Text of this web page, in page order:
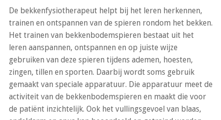
De bekkenfysiotherapeut helpt bij het leren herkennen,
trainen en ontspannen van de spieren rondom het bekken.
Het trainen van bekkenbodemspieren bestaat uit het
leren aanspannen, ontspannen en op juiste wijze
gebruiken van deze spieren tijdens ademen, hoesten,
zingen, tillen en sporten. Daarbij wordt soms gebruik
gemaakt van speciale apparatuur. Die apparatuur meet de
activiteit van de bekkenbodemspieren en maakt die voor
de patiënt inzichtelijk. Ook het vullingsgevoel van blaas,